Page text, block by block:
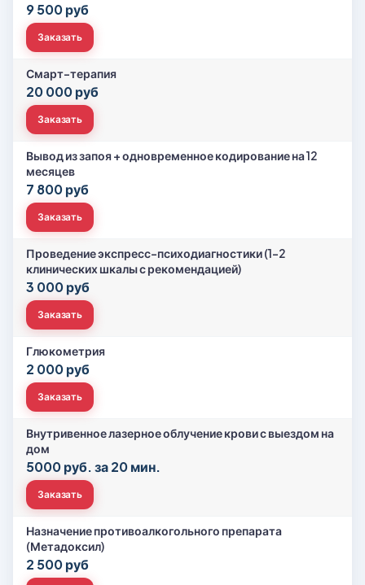
9 500 руб
Заказать
Смарт-терапия
20 000 руб
Заказать
Вывод из запоя + одновременное кодирование на 12
месяцев
7 800 руб
Заказать
Проведение экспресс-психодиагностики (1-2
клинических шкалы с рекомендацией)
3 000 руб
Заказать
Глюкометрия
2 000 руб
Заказать
Внутривенное лазерное облучение крови с выездом на
дом
5000 руб. за 20 мин.
Заказать
Назначение противоалкогольного препарата
(Метадоксил)
2 500 руб